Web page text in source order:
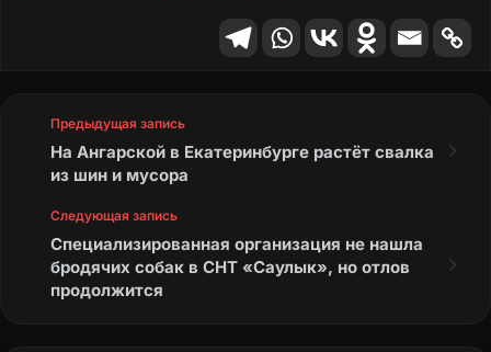
известно после продажи он должен изменить
статус и должна быть указана дата
Текст обращения
Предыдущая запись
На Ангарской в Екатеринбурге растёт свалка
из шин и мусора
Следующая запись
Специализированная организация не нашла
бродячих собак в СНТ «Саулык», но отлов
продолжится